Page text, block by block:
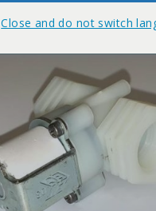
Close and do not switch